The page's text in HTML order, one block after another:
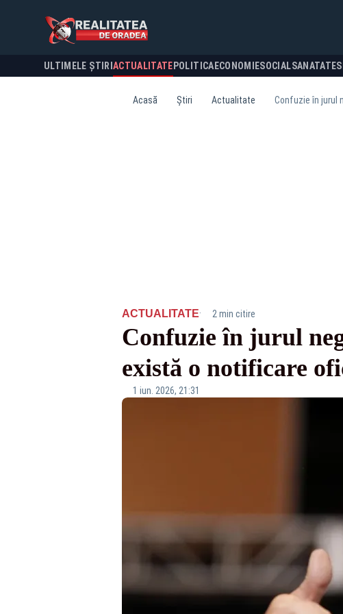
ULTIMELE ȘTIRI ACTUALITATE POLITICA ECONOMIESOCIALSANATATE
Acasă Știri Actualitate Confuzie în jurul
ACTUALITATE· 2 min citire
Confuzie în jurul
există o notificare
1 iun. 2026, 21:31